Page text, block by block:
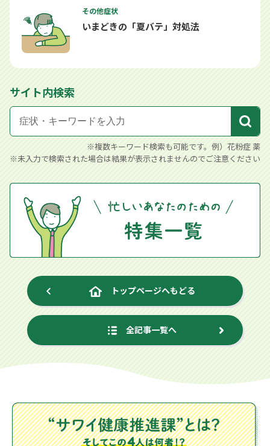
その他症状
いまどきの「夏バテ」対処法
サイト内検索
※複数キーワード検索も可能です。例）花粉症 薬
※未入力で検索された場合は結果が表示されませんのでご注意ください
トップページへもどる
全記事一覧へ